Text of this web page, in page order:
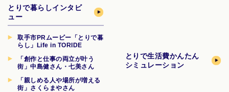
とりで暮らしインタビ
ュー
取手市PRムービー「とりで暮
らし」Life in TORIDE
「創作と仕事の両立が叶う
街」中島健さん・七美さん
「親しめる人や場所が増える
街」さくらまやさん
とりで生活費かんたん
シミュレーション